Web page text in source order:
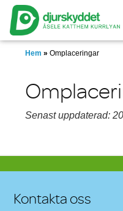
Skip
main
contentHem » Omplaceringar
Senast uppdaterad:
Kontakta oss